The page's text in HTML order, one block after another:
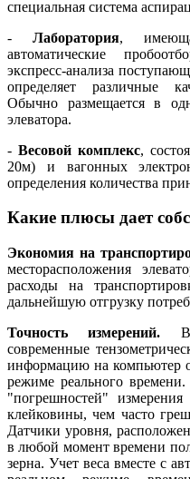
специальная система
-Лаборатория,
автоматические
экспресс-анализа
определяет различные
Обычно размещается в
элеватора.
- Весовой комплекс,
20м) и вагонных
определения количества
Какие плюсы дает
Экономия на
месторасположения
расходы на
дальнейшую отгрузку
Точность измерений. В
современные
информацию на компьютер
режиме реального
"погрешностей" измерения
клейковины, чем часто
Датчики уровня,
в любой момент времени
зерна. Учет веса вместе с